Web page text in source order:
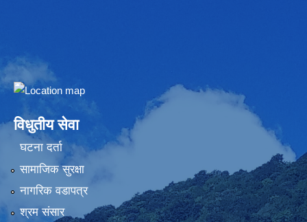
Embed Google Map
विधुतीय सेवा
घटना दर्ता
सामाजिक सुरक्षा
नागरिक वडापत्र
श्रम संसार